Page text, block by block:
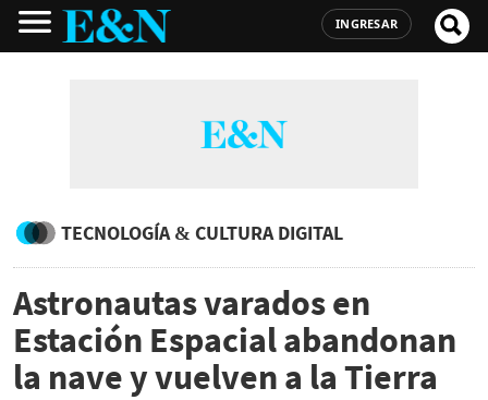
INGRESAR
TECNOLOGÍA & CULTURA DIGITAL
Astronautas varados en
Estación Espacial abandonan
la nave y vuelven a la Tierra